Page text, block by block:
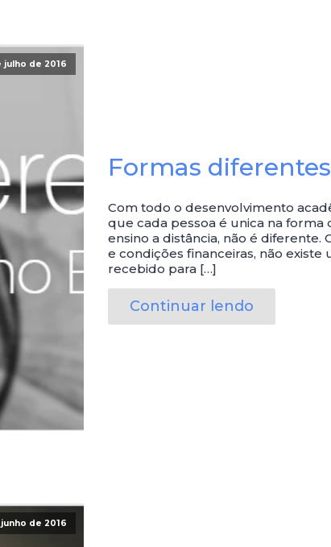
julho de 2016
Formas
Com todo o desenvolvimento
que cada pessoa é unica na
ensino a distância, não é
e condições financeiras, não
recebido para […]
Continuar lendo
de 2016